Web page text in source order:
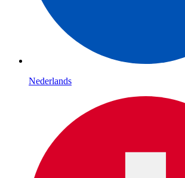
Nederlands